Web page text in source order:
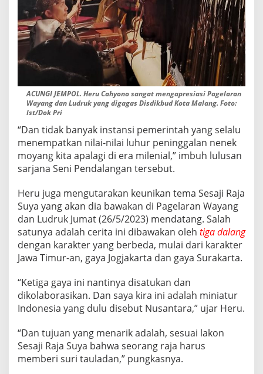
ACUNGI JEMPOL. Heru Cahyono sangat mengapresiasi Pagelaran
Wayang dan Ludruk yang digagas Disdikbud Kota Malang. Foto:
Ist/Dok Pri
“Dan tidak banyak instansi pemerintah yang selalu
menempatkan nilai-nilai luhur peninggalan nenek
moyang kita apalagi di era milenial,” imbuh lulusan
sarjana Seni Pendalangan tersebut.
Heru juga mengutarakan keunikan tema Sesaji Raja
Suya yang akan dia bawakan di Pagelaran Wayang
dan Ludruk Jumat (26/5/2023) mendatang. Salah
satunya adalah cerita ini dibawakan oleh tiga dalang
dengan karakter yang berbeda, mulai dari karakter
Jawa Timur-an, gaya Jogjakarta dan gaya Surakarta.
“Ketiga gaya ini nantinya disatukan dan
dikolaborasikan. Dan saya kira ini adalah miniatur
Indonesia yang dulu disebut Nusantara,” ujar Heru.
“Dan tujuan yang menarik adalah, sesuai lakon
Sesaji Raja Suya bahwa seorang raja harus
memberi suri tauladan,” pungkasnya.